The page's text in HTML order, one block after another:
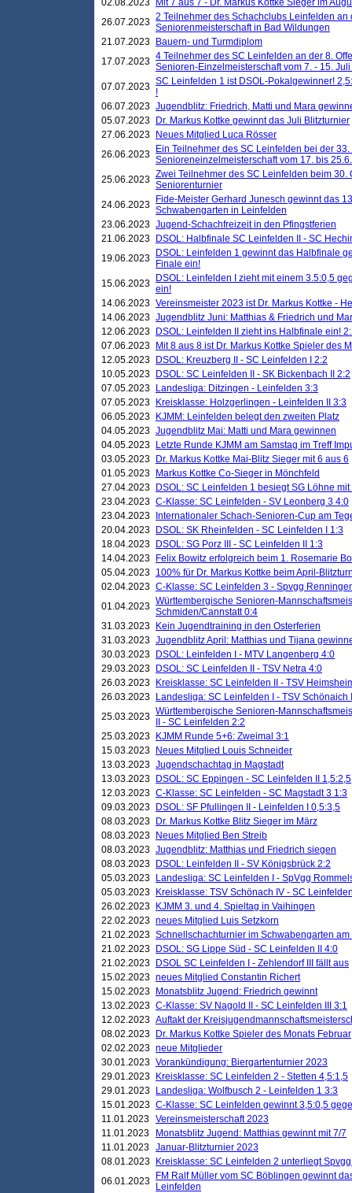
02.08.2023
Mit 7 aus 7 - Dr. Markus Kottke Sieger im
26.07.2023 2 Teilnehmer des Schachclubs Leinfelden an
Seniorenmeisterschaft in Bad Wildungen
21.07.2023
Bauern- und Turmdiplom
17.07.2023 4 Teilnehmer des SC Leinfelden an der 8.
Senioren-Einzelmeisterschaft vom 7. - 15.
07.07.2023 SC Leinfelden 1 ist DSOL-Pokalgewinner!
!
06.07.2023 Jugendblitz: Friedrich, Matti und Mara
05.07.2023
Dr. Markus Kottke gewinnt das Juli Blitzturnier
27.06.2023
Neues Mitglied Luca Rösser
26.06.2023
Ein Teilnehmer des SC Leinfelden bei der
Senioreneinzelmeisterschaft vom 17. bis
25.06.2023 Zwei Teilnehmer des SC Leinfelden beim
Seniorenturnier
24.06.2023
Fide-Meister Gerhard Junesch gewinnt das
Schwabengarten in Leinfelden
23.06.2023 Jugend-Schachfreizeit in den Pfingstferien
21.06.2023
DSOL: Halbfinale SC Leinfelden II - SC
19.06.2023
DSOL: Leinfelden 1 gewinnt das Halbfinale
Finale ein!
15.06.2023
DSOL: Leinfelden I zieht mit einem 3.5:0,5
ein!
14.06.2023 Vereinsmeister 2023 ist Dr. Markus Kottke -
14.06.2023 Jugendblitz Juni: Matthias & Friedrich und
12.06.2023
DSOL: Leinfelden II zieht ins Halbfinale ein!
07.06.2023
Mit 8 aus 8 ist Dr. Markus Kottke Spieler des
12.05.2023
DSOL: Kreuzberg II - SC Leinfelden I 2:2
10.05.2023
DSOL: SC Leinfelden II - SK Bickenbach II 2:2
07.05.2023
Landesliga: Ditzingen - Leinfelden 3:3
07.05.2023
Kreisklasse: Holzgerlingen - Leinfelden II 3:3
06.05.2023
KJMM: Leinfelden belegt den zweiten Platz
04.05.2023 Jugendblitz Mai: Matti und Mara gewinnen
04.05.2023
Letzte Runde KJMM am Samstag im Treff
03.05.2023
Dr. Markus Kottke Mai-Blitz Sieger mit 6 aus 6
01.05.2023
Markus Kottke Co-Sieger in Mönchfeld
27.04.2023
DSOL: SC Leinfelden 1 besiegt SG Löhne mit
23.04.2023 C-Klasse: SC Leinfelden - SV Leonberg 3 4:0
23.04.2023
Internationaler Schach-Senioren-Cup am
20.04.2023
DSOL: SK Rheinfelden - SC Leinfelden I 1:3
18.04.2023
DSOL: SG Porz III - SC Leinfelden II 1:3
14.04.2023
Felix Bowitz erfolgreich beim 1. Rosemarie
05.04.2023 100% für Dr. Markus Kottke beim April-
02.04.2023 C-Klasse: SC Leinfelden 3 - Spvgg
01.04.2023 Württembergische Senioren-
Schmiden/Cannstatt 0:4
31.03.2023
Kein Jugendtraining in den Osterferien
31.03.2023 Jugendblitz April: Matthias und Tijana
30.03.2023
DSOL: Leinfelden I - MTV Langenberg 4:0
29.03.2023
DSOL: SC Leinfelden II - TSV Netra 4:0
26.03.2023
Kreisklasse: SC Leinfelden II - TSV
26.03.2023
Landesliga: SC Leinfelden I - TSV Schönaich
25.03.2023 Württembergische Senioren-
II - SC Leinfelden 2:2
25.03.2023
KJMM Runde 5+6: Zweimal 3:1
15.03.2023
Neues Mitglied Louis Schneider
13.03.2023 Jugendschachtag in Magstadt
13.03.2023
DSOL: SC Eppingen - SC Leinfelden II 1,5:2,5
12.03.2023 C-Klasse: SC Leinfelden - SC Magstadt 3 1:3
09.03.2023
DSOL: SF Pfullingen II - Leinfelden I 0,5:3,5
08.03.2023
Dr. Markus Kottke Blitz Sieger im März
08.03.2023
Neues Mitglied Ben Streib
08.03.2023 Jugendblitz: Matthias und Friedrich siegen
08.03.2023
DSOL: Leinfelden II - SV Königsbrück 2:2
05.03.2023
Landesliga: SC Leinfelden I - SpVgg
05.03.2023
Kreisklasse: TSV Schönach IV - SC
26.02.2023
KJMM 3. und 4. Spieltag in Vaihingen
22.02.2023 neues Mitglied Luis Setzkorn
21.02.2023 Schnellschachturnier im Schwabengarten
21.02.2023
DSOL: SG Lippe Süd - SC Leinfelden II 4:0
21.02.2023
DSOL SC Leinfelden I - Zehlendorf III fällt aus
15.02.2023 neues Mitglied Constantin Richert
15.02.2023
Monatsblitz Jugend: Friedrich gewinnt
13.02.2023 C-Klasse: SV Nagold II - SC Leinfelden III 3:1
12.02.2023 Auftakt der
08.02.2023
Dr. Markus Kottke Spieler des Monats Februar
02.02.2023 neue Mitglieder
30.01.2023 Vorankündigung: Biergartenturnier 2023
29.01.2023
Kreisklasse: SC Leinfelden 2 - Stetten 4,5:1,5
29.01.2023
Landesliga: Wolfbusch 2 - Leinfelden 1 3:3
15.01.2023 C-Klasse: SC Leinfelden gewinnt 3,5:0,5
11.01.2023 Vereinsmeisterschaft 2023
11.01.2023
Monatsblitz Jugend: Matthias gewinnt mit 7/7
11.01.2023 Januar-Blitzturnier 2023
08.01.2023
Kreisklasse: SC Leinfelden 2 unterliegt
06.01.2023
FM Ralf Müller vom SC Böblingen gewinnt
Leinfelden